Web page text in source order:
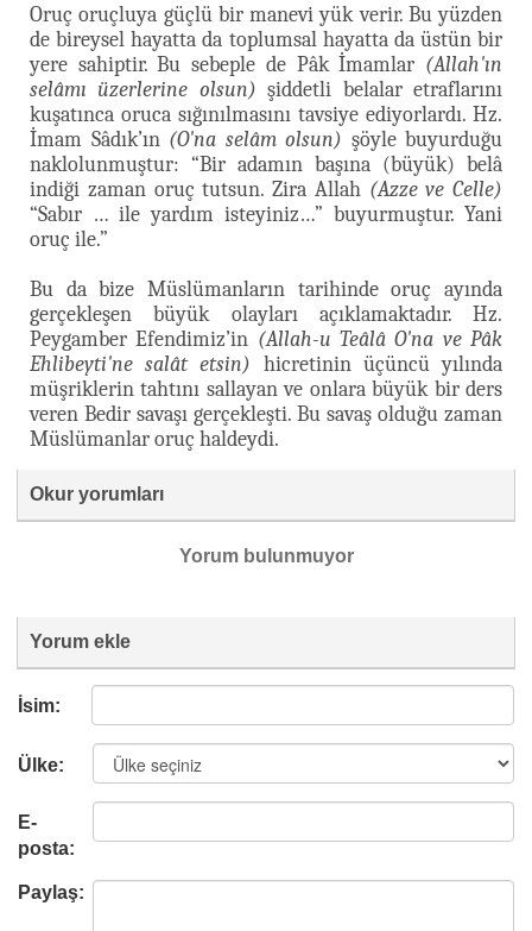
Oruç oruçluya güçlü bir manevi yük verir. Bu yüzden
de bireysel hayatta da toplumsal hayatta da üstün bir
yere sahiptir. Bu sebeple de Pâk İmamlar (Allah'ın
selâmı üzerlerine olsun) şiddetli belalar etraflarını
kuşatınca oruca sığınılmasını tavsiye ediyorlardı. Hz.
İmam Sâdık’ın (O'na selâm olsun) şöyle buyurduğu
naklolunmuştur: “Bir adamın başına (büyük) belâ
indiği zaman oruç tutsun. Zira Allah (Azze ve Celle)
“Sabır … ile yardım isteyiniz…” buyurmuştur. Yani
oruç ile.”
Bu da bize Müslümanların tarihinde oruç ayında
gerçekleşen büyük olayları açıklamaktadır. Hz.
Peygamber Efendimiz’in (Allah-u Teâlâ O'na ve Pâk
Ehlibeyti'ne salât etsin) hicretinin üçüncü yılında
müşriklerin tahtını sallayan ve onlara büyük bir ders
veren Bedir savaşı gerçekleşti. Bu savaş olduğu zaman
Müslümanlar oruç haldeydi.
Okur yorumları
Yorum bulunmuyor
Yorum ekle
İsim:
Ülke:
E-
posta:
Paylaş: